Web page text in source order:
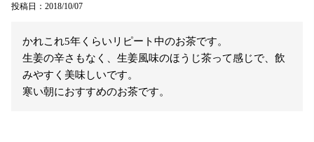
投稿日 2018/10/07
かれこれ5年くらいリピート中のお茶です。
生姜の辛さもなく、生姜風味のほうじ茶って感じで、飲
みやすく美味しいです。